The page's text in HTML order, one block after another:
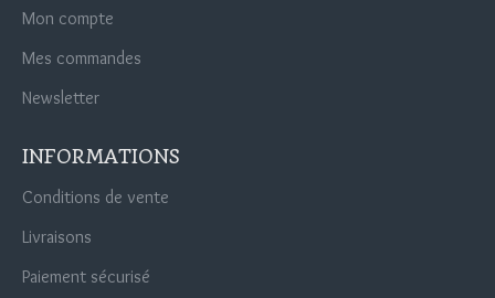
Mon compte
Mes commandes
Newsletter
INFORMATIONS
Conditions de vente
Livraisons
Paiement sécurisé